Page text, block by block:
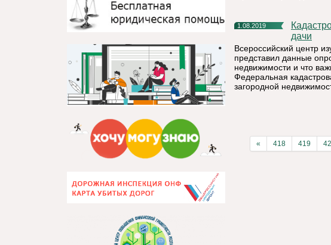
1.08.2019
Кадастровая палата назвала основные правила покупки
дачи
Всероссийский центр
представил данные
недвижимости и что
Федеральная
загородной
« 418 419